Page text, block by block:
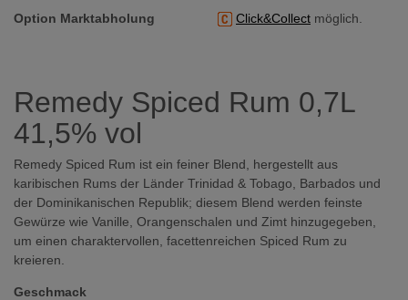
Option Marktabholung Click&Collect möglich.
Remedy Spiced Rum 0,7L
41,5% vol
Remedy Spiced Rum ist ein feiner Blend, hergestellt aus
karibischen Rums der Länder Trinidad & Tobago, Barbados und
der Dominikanischen Republik; diesem Blend werden feinste
Gewürze wie Vanille, Orangenschalen und Zimt hinzugegeben,
um einen charaktervollen, facettenreichen Spiced Rum zu
kreieren.
Geschmack